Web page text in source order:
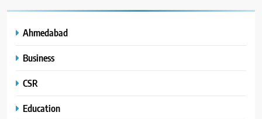
Ahmedabad
Business
CSR
Education